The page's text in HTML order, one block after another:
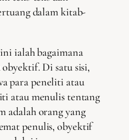
dalam kitab-
ialah bagaimana
Di satu sisi,
para peneliti atau
atau menulis tentang
adalah orang yang
penulis, obyektif